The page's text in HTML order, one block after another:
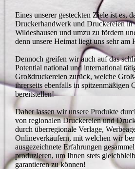
Eines unserer gesteckten Ziele ist es,
Druckerhandwerk und Druckereien in
Wildeshausen und umzu zu fördern
denn unsere Heimat liegt uns sehr am
Dennoch greifen wir auch auf das
Potential national und international
Großdruckereien zurück, welche
ihrerseits ebenfalls in spitzenmäßigen
bereitstellen!
Daher lassen wir unsere Produkte
von regionalen Druckereien und
durch überregionale Verlage,
Onlineverkäufern, mit welchen wir
ausgezeichnete Erfahrungen
produzieren, um Ihnen stets
garantieren zu können!